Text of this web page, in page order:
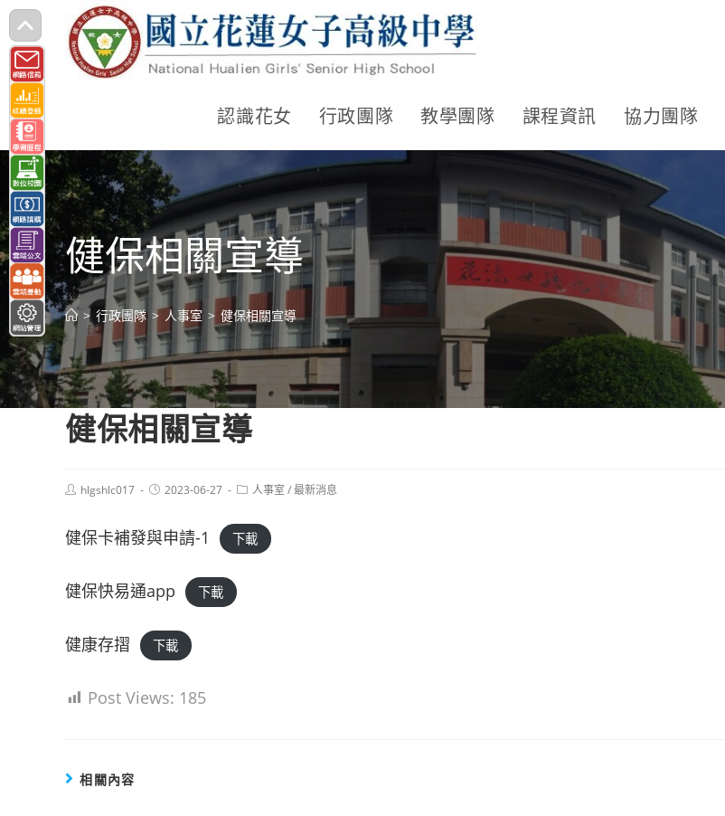
跳
轉
至
主
要
內
容
認識花女 行政團隊 教學團隊 課程資訊 協力團隊
健保相關宣導
> 行政團隊 > 人事室 > 健保相關宣導
健保相關宣導
Posthlgshlc017
Post2023-06-27
Post人事室 /最新消息
健保卡補發與申請-1 下載
健保快易通app 下載
健康存摺 下載
Post Views: 185
相關內容